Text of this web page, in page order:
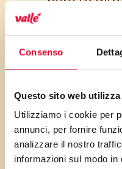
Consenso
Questo sito web
Utilizziamo i cookie per
annunci, per fornire
analizzare il nostro
informazioni sul modo
verde) che
tutti, chi
e chi non
PRIMA GLI